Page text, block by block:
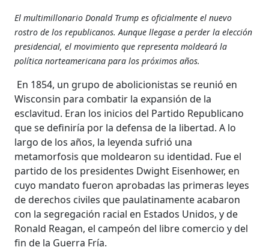
El multimillonario Donald Trump es oficialmente el nuevo
rostro de los republicanos. Aunque llegase a perder la elección
presidencial, el movimiento que representa moldeará la
política norteamericana para los próximos años.
En 1854, un grupo de abolicionistas se reunió en
Wisconsin para combatir la expansión de la
esclavitud. Eran los inicios del Partido Republicano
que se definiría por la defensa de la libertad. A lo
largo de los años, la leyenda sufrió una
metamorfosis que moldearon su identidad. Fue el
partido de los presidentes Dwight Eisenhower, en
cuyo mandato fueron aprobadas las primeras leyes
de derechos civiles que paulatinamente acabaron
con la segregación racial en Estados Unidos, y de
Ronald Reagan, el campeón del libre comercio y del
fin de la Guerra Fría.